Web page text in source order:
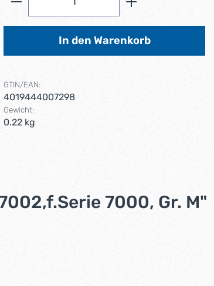
In den Warenkorb
GTIN/EAN:
4019444007298
Gewicht:
0.22 kg
7000, Gr. M"